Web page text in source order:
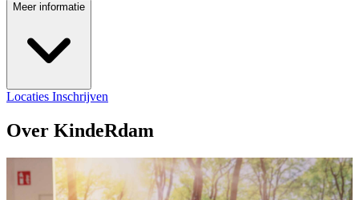
Meer informatie
Locaties Inschrijven
Over KindeRdam